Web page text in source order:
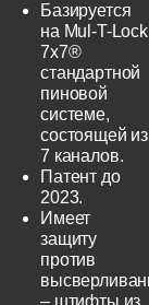
Базируется
на Mul-T-Lock
7x7®
стандартной
пиновой
системе,
состоящей из
7 каналов.
Патент до
2023.
Имеет
защиту
против